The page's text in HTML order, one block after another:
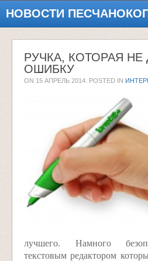
НОВОСТИ
РУЧКА, КОТОРАЯ НЕ
ОШИБКУ
ON 15 АПРЕЛЬ 2014 . POSTED IN
лучшего. Намного
текстовым редактором